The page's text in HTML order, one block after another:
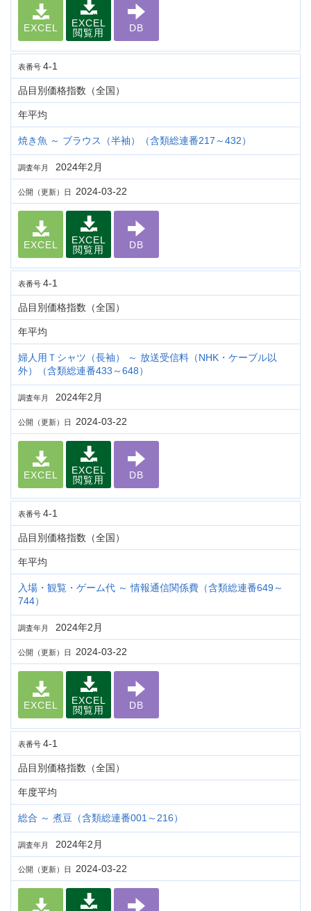
EXCEL
EXCEL
閲覧用
DB
表番号 4-1
品目別価格指数（全国）
年平均
焼き魚 ～ ブラウス（半袖）（含類総連番217～432）
調査年月 2024年2月
公開（更新）日 2024-03-22
EXCEL
EXCEL
閲覧用
DB
表番号 4-1
品目別価格指数（全国）
年平均
婦人用Ｔシャツ（長袖） ～ 放送受信料（NHK・ケーブル以
外）（含類総連番433～648）
調査年月 2024年2月
公開（更新）日 2024-03-22
EXCEL
EXCEL
閲覧用
DB
表番号 4-1
品目別価格指数（全国）
年平均
入場・観覧・ゲーム代 ～ 情報通信関係費（含類総連番649～
744）
調査年月 2024年2月
公開（更新）日 2024-03-22
EXCEL
EXCEL
閲覧用
DB
表番号 4-1
品目別価格指数（全国）
年度平均
総合 ～ 煮豆（含類総連番001～216）
調査年月 2024年2月
公開（更新）日 2024-03-22